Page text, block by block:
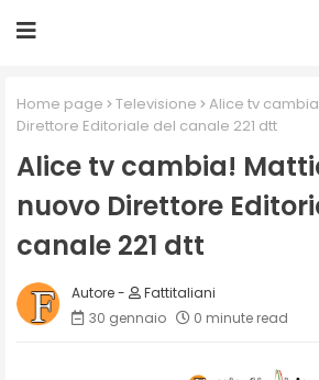
Home page Televisione
Alice tv
Direttore Editoriale del canale 221 dtt
Alice tv cambia!
nuovo Direttore
canale 221 dtt
Fattitaliani
30 gennaio
0 minute read